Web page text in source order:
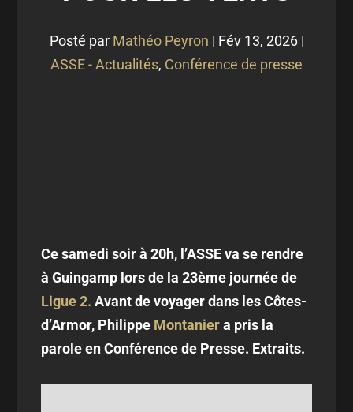
Posté par Mathéo Peyron | Fév 13, 2026|
ASSE - Actualités, Conférence de presse
Ce samedi soir à 20h, l’ASSE va se rendre
à Guingamp lors de la 23ème journée de
Ligue 2. Avant de voyager dans les Côtes-
d’Armor, Philippe Montaniera pris la
parole en Conférence de Presse. Extraits.